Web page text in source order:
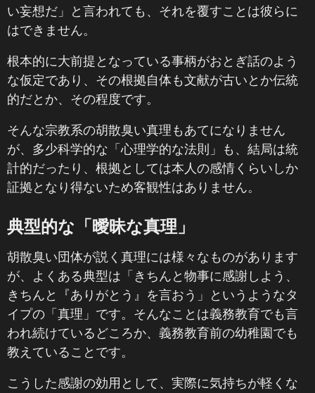
い妄想だ」と言われても、それを覆すことは彼らに
はできません。
根本的に大前提となっている事柄がおとぎ話のよう
な仮定であり、その根拠自体も文献が古いとか伝統
的だとか、その程度です。
そんな宗教系の胡散臭い真理もあてになりません
が、多少科学的な「心理学的な法則」も、結局は統
計的だったり、根拠としては本人の感情くらいしか
証拠となり得ないため客観性はありません。
典型的な「曖昧な真理」
胡散臭い団体が説く真理には様々なものがあります
が、よくある典型は「きちんと物事に感謝しよう、
きちんと『ありがとう』を言おう」というようなタ
イプの「真理」です。そんなことは義務教育でも言
われ続けているどころか、義務教育前の幼稚園でも
教えていることです。
こうした感謝の効用として、実際に気持ちが軽くな